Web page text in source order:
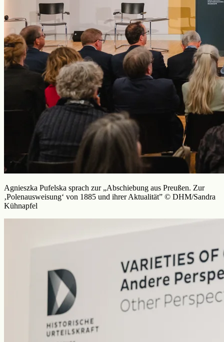
Agnieszka Pufelska sprach zur „Abschiebung aus Preußen. Zur
‚Polenausweisung‘ von 1885 und ihrer Aktualität” © DHM/Sandra
Kühnapfel